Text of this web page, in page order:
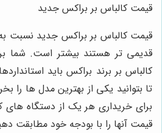
قیمت کالباس بر براکس جدید
قیمت کالباس بر براکس جدید نسبت
قدیمی‌ تر هستند بیشتر است. شما
کالباس بر برند براکس باید
تا بتوانید یکی از بهترین مدل ‌ها را
برای خریداری هر یک از دستگاه‌ های
قیمت آنها را با بودجه خود مطابقت